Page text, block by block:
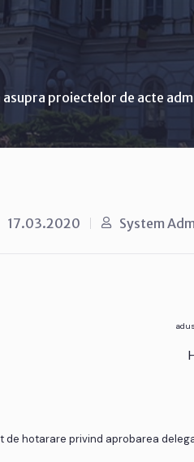
proiectelor de acte
17.03.2020 System
de hotarare privind aprobarea